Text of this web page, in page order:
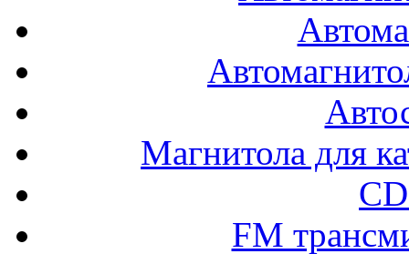
Магнитола для
FM